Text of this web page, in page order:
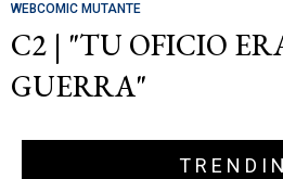
WEBCOMIC MUTANTE
C2 | "TU OFICIO
GUERRA"